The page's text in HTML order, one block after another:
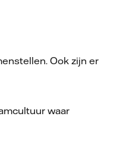
Ook zijn er
waar